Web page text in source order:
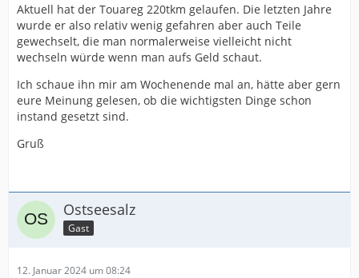
Aktuell hat der Touareg 220tkm gelaufen. Die letzten Jahre
wurde er also relativ wenig gefahren aber auch Teile
gewechselt, die man normalerweise vielleicht nicht
wechseln würde wenn man aufs Geld schaut.
Ich schaue ihn mir am Wochenende mal an, hätte aber gern
eure Meinung gelesen, ob die wichtigsten Dinge schon
instand gesetzt sind.
Gruß
Ostseesalz
Gast
12. Januar 2024 um 08:24